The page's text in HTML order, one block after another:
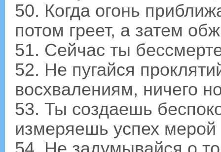
50. Когда огонь
потом греет, а затем
51. Сейчас ты
52. Не пугайся
восхвалениям, ничего
53. Ты создаешь
измеряешь успех